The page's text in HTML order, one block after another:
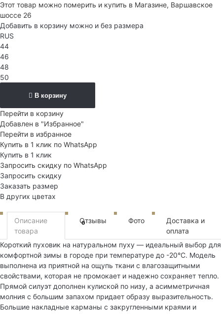
Этот товар можно померить и купить в Магазине, Варшавское
шоссе 26
Добавить в корзину можно и без размера
RUS
44
46
48
50
В корзину
Перейти в корзину
Добавлен в "Избранное"
Перейти в избранное
Купить в 1 клик по WhatsApp
Купить в 1 клик
Запросить скидку по WhatsApp
Запросить скидку
Заказать размер
В других цветах
Описание
товара
Отзывы
0 Фото
Доставка и
оплата
Короткий пуховик на натуральном пуху — идеальный выбор для
комфортной зимы в городе при температуре до -20°C. Модель
выполнена из приятной на ощупь ткани с влагозащитными
свойствами, которая не промокает и надежно сохраняет тепло.
Прямой силуэт дополнен кулиской по низу, а асимметричная
молния с большим запахом придает образу выразительность.
Большие накладные карманы с закругленными краями и